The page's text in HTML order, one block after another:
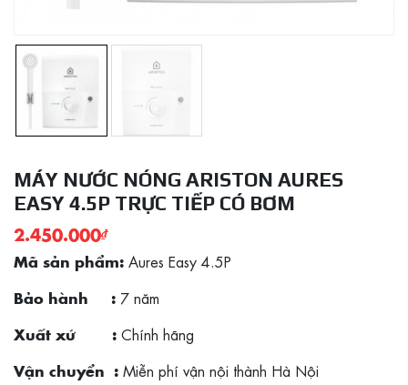
MÁY NƯỚC NÓNG ARISTON AURES
EASY 4.5P TRỰC TIẾP CÓ BƠM
2.450.000₫
Mã sản phẩm: Aures Easy 4.5P
Bảo hành : 7 năm
Xuất xứ : Chính hãng
Vận chuyển : Miễn phí vận nội thành Hà Nội